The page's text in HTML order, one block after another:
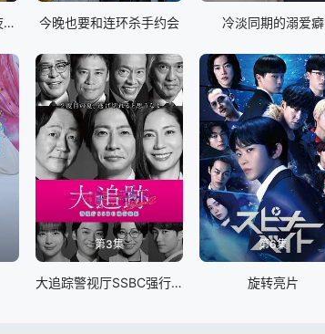
怪奇-伊藤润二令人彻夜难眠的奇异故事 今晚也要和连环杀手约会 冷淡同期的溺爱癖
第3集
大追踪警视厅SSBC强行犯系第二季
第6集
旋转亮片